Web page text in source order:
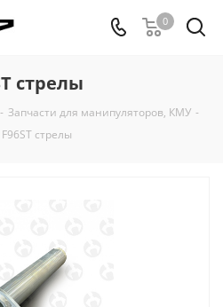
0
стрелы
- Запчасти для манипуляторов, КМУ -
стрелы